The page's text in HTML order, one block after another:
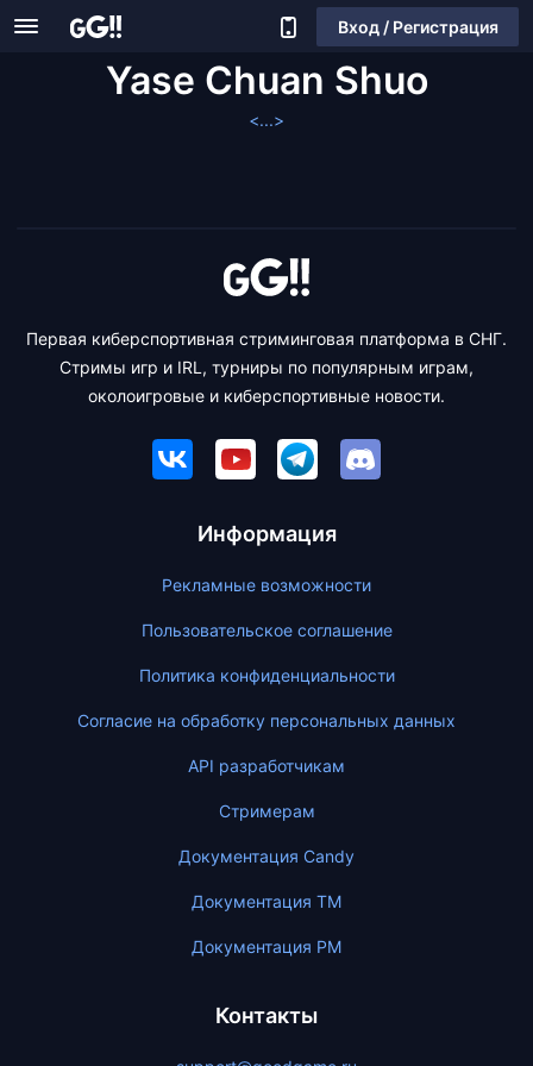
Вход / Регистрация
Yase Chuan Shuo
<...>
Первая киберспортивная стриминговая платформа в СНГ.
Стримы игр и IRL, турниры по популярным играм,
околоигровые и киберспортивные новости.
Информация
Рекламные возможности
Пользовательское соглашение
Политика конфиденциальности
Согласие на обработку персональных данных
API разработчикам
Стримерам
Документация Candy
Документация ТМ
Документация PM
Контакты